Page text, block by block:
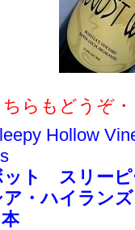
らもどうぞ
Hollow
ト スリー
ア・ハイラ